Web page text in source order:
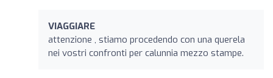
VIAGGIARE
attenzione , stiamo procedendo con una querela
nei vostri confronti per calunnia mezzo stampe.